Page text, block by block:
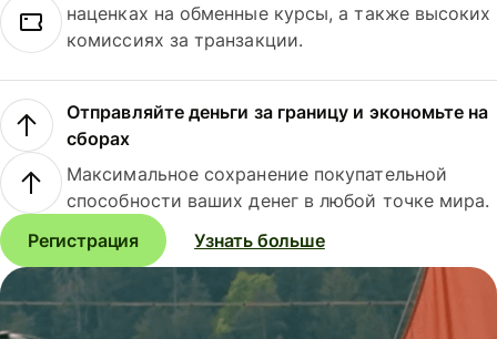
наценках на обменные курсы, а также высоких
комиссиях за транзакции.
Отправляйте деньги за границу и экономьте на
сборах
Максимальное сохранение покупательной
способности ваших денег в любой точке мира.
Регистрация
Узнать больше